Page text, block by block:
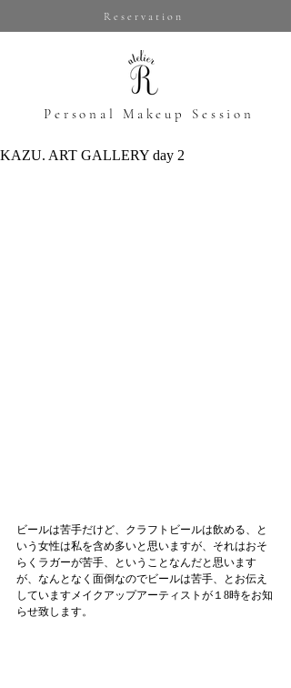
Reservation
​Personal Makeup Session
KAZU. ART GALLERY day 2
ビールは苦手だけど、クラフトビールは飲める、と
いう女性は私を含め多いと思いますが、それはおそ
らくラガーが苦手、ということなんだと思います
が、なんとなく面倒なのでビールは苦手、とお伝え
していますメイクアップアーティストが１8時をお知
らせ致します。